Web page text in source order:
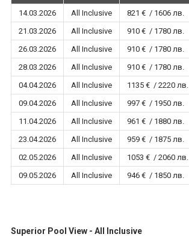
14.03.2026 All Inclusive 821 € / 1606 лв.
21.03.2026
All Inclusive 910 € / 1780 лв.
26.03.2026
All Inclusive 910 € / 1780 лв.
28.03.2026
All Inclusive 910 € / 1780 лв.
04.04.2026
All Inclusive 1135 € / 2220 лв.
09.04.2026
All Inclusive 997 € / 1950 лв.
11.04.2026
All Inclusive 961 € / 1880 лв.
23.04.2026
All Inclusive 959 € / 1875 лв.
02.05.2026
All Inclusive 1053 € / 2060 лв.
09.05.2026
All Inclusive 946 € / 1850 лв.
Superior Pool View - All Inclusive